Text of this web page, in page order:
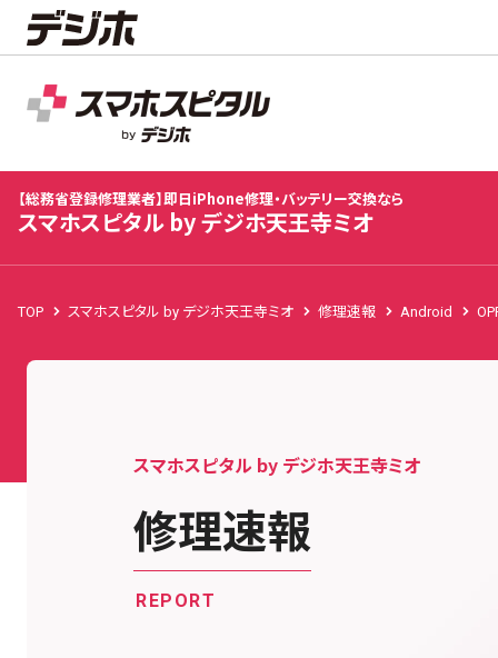
スマホスピタル by デジホ天王寺ミオ
店舗TOP 修理料金 修理速報 お客様の声 お
【総務省登録修理業者】即日iPhone修理・バッテリー交換なら
スマホスピタル by デジホ天王寺ミオ
TOP スマホスピタル by デジホ天王寺ミオ 修理速報 Android
スマホスピタル by デジホ天王寺ミオ
修理速報
REPORT